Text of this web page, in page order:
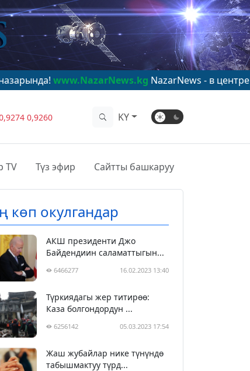
NazarNews - в центре мирового
0,9260 KY
TV Түз эфир Сайтты башкаруу
көп окулгандар
АКШ президенти Джо
Байдендиин саламаттыгын...
6466277 16.02.2023 13:40
Түркиядагы жер титирөө:
Каза болгондордун ...
6256142 05.03.2023 17:54
Жаш жубайлар нике түнүндө
табышмактуу түрд...